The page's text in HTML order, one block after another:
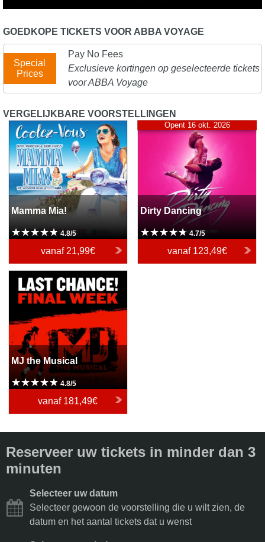
GOEDKOPE TICKETS VOOR ABBA VOYAGE
Special
Prices
Pay No Fees
Exclusieve kortingen op geselecteerde tickets
voor ABBA Voyage
VERGELIJKBARE VOORSTELLINGEN
Mamma Mia!
Mamma Mia!
4.8/5
vanaf 21,99€
Dirty Dancing
Opent 16 okt. 2026
Dirty Dancing
4.7/5
vanaf 123,49€
MJ the Musical
MJ the Musical
4.8/5
vanaf 181,49€
Reserveer uw tickets in minder dan 3
minuten
Selecteer uw datum
Selecteer gewoon de voorstelling die u wilt zien, de
datum en het aantal tickets dat u wenst